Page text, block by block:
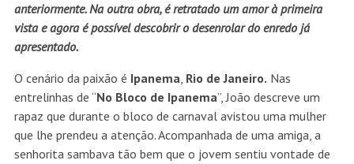
anteriormente. Na outra obra, é retratado um amor à primeira
vista e agora é possível descobrir o desenrolar do enredo já
apresentado.
O cenário da paixão é Ipanema, Rio de Janeiro. Nas
entrelinhas de “No Bloco de Ipanema”, João descreve um
rapaz que durante o bloco de carnaval avistou uma mulher
que lhe prendeu a atenção. Acompanhada de uma amiga, a
senhorita sambava tão bem que o jovem sentiu vontade de